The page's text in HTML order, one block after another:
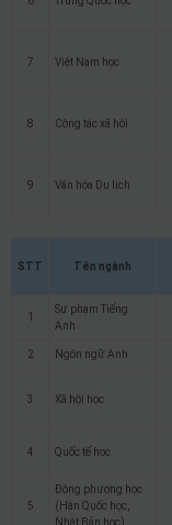
7 Việt Nam học
8 Công tác xã hội
9 Văn hóa Du lịch
STT Tên ngành
1
Sư phạm Tiếng
Anh
2 Ngôn ngữ Anh
3 Xã hội học
4 Quốc tế học
5
Đông phương học
(Hàn Quốc học,
Nhật Bản học)